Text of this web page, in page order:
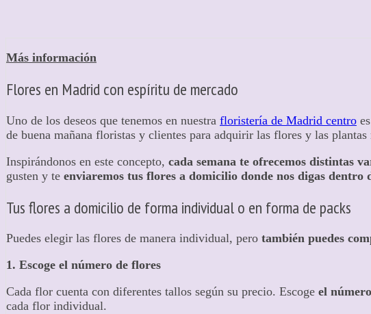
Más información
Flores en Madrid con espíritu de mercado
Uno de los deseos que tenemos en nuestra floristería de Madrid centro
de buena mañana floristas y clientes para adquirir las flores y las plantas
Inspirándonos en este concepto, cada semana te ofrecemos distintas
gusten y te enviaremos tus flores a domicilio donde nos digas dentro
Tus flores a domicilio de forma individual o en forma de packs
Puedes elegir las flores de manera individual, pero también puedes
1. Escoge el número de flores
Cada flor cuenta con diferentes tallos según su precio. Escoge el
cada flor individual.